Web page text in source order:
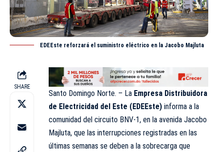
EDEEste reforzará el suministro eléctrico en la Jacobo Majluta
SHARE
Santo Domingo Norte. – La Empresa Distribuidora
de Electricidad del Este ( EDEEste) informa a la
comunidad del circuito BNV-1, en la avenida Jacobo
Majluta, que las interrupciones registradas en las
últimas semanas se deben a la sobrecarga que